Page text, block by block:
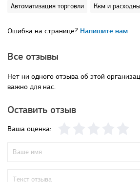
Автоматизация торговли
Ккм и
Ошибка на странице? Напишите нам
Все отзывы
Нет ни одного отзыва об этой
важно для нас.
Оставить отзыв
Ваша оценка: